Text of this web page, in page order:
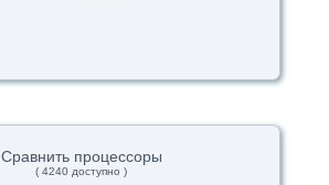
Сравнить процессоры
( 4240 доступно )